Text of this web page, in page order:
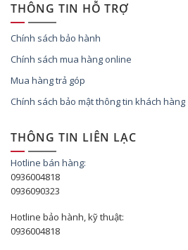
THÔNG TIN HỖ TRỢ
Chính sách bảo hành
Chính sách mua hàng online
Mua hàng trả góp
Chính sách bảo mật thông tin khách hàng
THÔNG TIN LIÊN LẠC
Hotline bán hàng:
0936004818
0936090323
Hotline bảo hành, kỹ thuật:
0936004818